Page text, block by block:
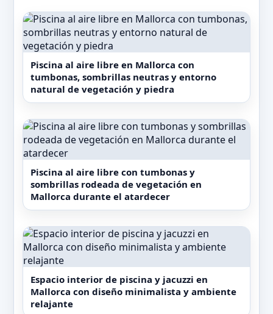
equipadas con armario, cafetera, minibar, caja
fuerte, televisión de pantalla plana y baño
privado con ducha, además de ropa de cama y
toallas. Entre sus servicios se incluyen
recepción 24 horas, servicio de habitaciones,
wifi gratuito en todas las instalaciones y
traslado desde y hacia el aeropuerto de Palma
de Mallorca. Los huéspedes pueden disfrutar
de un desayuno buffet y del restaurante
propio, así como de un centro de fitness y un
cuidado jardín. Para facilitar la movilidad, Finca
Serena Mallorca, Small Luxury Hotels ofrece
alquiler de bicicletas y coches, aprovechando la
ubicación que favorece la práctica del ciclismo
en la zona.
Situado a 29 km del Club Náutico de Palma y a
30 km del puerto de Palma de Mallorca, el
Piscina al aire libre en Mallorca con
tumbonas, sombrillas neutras y entorno
natural de vegetación y piedra
Piscina al aire libre con tumbonas y
sombrillas rodeada de vegetación en
Mallorca durante el atardecer
Espacio interior de piscina y jacuzzi en
Mallorca con diseño minimalista y ambiente
relajante